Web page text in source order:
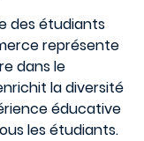
des étudiants
représente
dans le
la diversité
éducative
les étudiants.